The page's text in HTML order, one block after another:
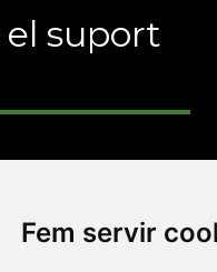
Fem servir
suport